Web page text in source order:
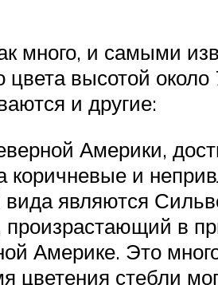
много, и самыми
высотой
и другие:
Америки,
и
являются
в
Америке. Это
стебли